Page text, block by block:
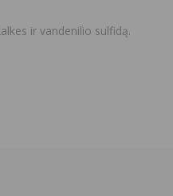
ir vandenilio sulfidą.